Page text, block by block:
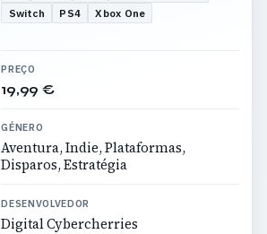
Switch
PS4 Xbox One
PREÇO
19,99 €
GÉNERO
Aventura, Indie, Plataformas,
Disparos, Estratégia
DESENVOLVEDOR
Digital Cybercherries